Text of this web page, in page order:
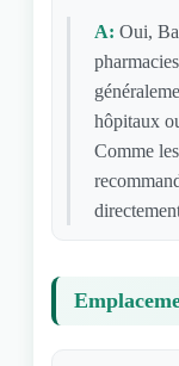
A: Oui,
hôpitaux
Comme